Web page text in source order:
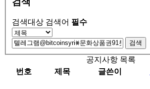
검색대상 검색어 필수
검색
공지사항 목록
번호
제목 글쓴이